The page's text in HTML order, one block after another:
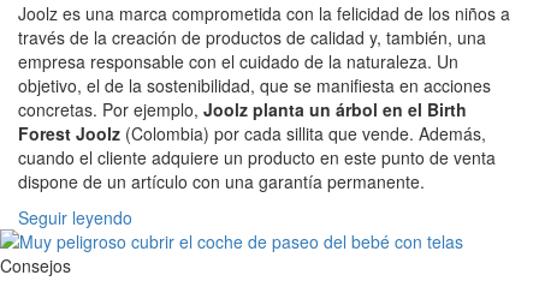
Joolz es una marca comprometida con la felicidad de los niños a
través de la creación de productos de calidad y, también, una
empresa responsable con el cuidado de la naturaleza. Un
objetivo, el de la sostenibilidad, que se manifiesta en acciones
concretas. Por ejemplo, Joolz planta un árbol en el Birth
Forest Joolz (Colombia) por cada sillita que vende. Además,
cuando el cliente adquiere un producto en este punto de venta
dispone de un artículo con una garantía permanente.
Seguir leyendo
Consejos